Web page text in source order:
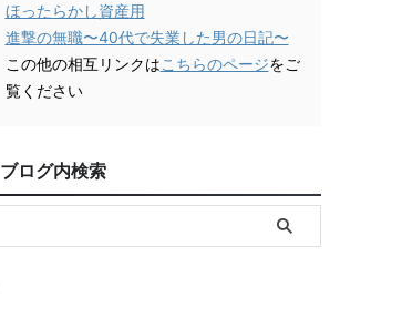
ほったらかし資産用
進撃の無職〜40代で失業した男の日記〜
この他の相互リンクはこちらのページをご
覧ください
ブログ内検索